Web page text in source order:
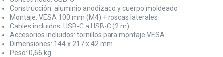
Construcción: aluminio anodizado y cuerpo moldeado
Montaje: VESA 100 mm (M4) + roscas laterales
Cables incluidos: USB-C a USB-C (2 m)
Accesorios incluidos: tornillos para montaje VESA
Dimensiones: 144 x 217 x 42 mm
Peso: 0,66 kg